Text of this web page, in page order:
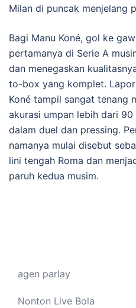
Milan di puncak menjelang
Bagi Manu Koné, gol ke
pertamanya di Serie A
dan menegaskan
to-box yang komplet.
Koné tampil sangat tenang
akurasi umpan lebih dari
dalam duel dan pressing.
namanya mulai disebut
lini tengah Roma dan
paruh kedua musim.
agen parlay
Nonton Live Bola